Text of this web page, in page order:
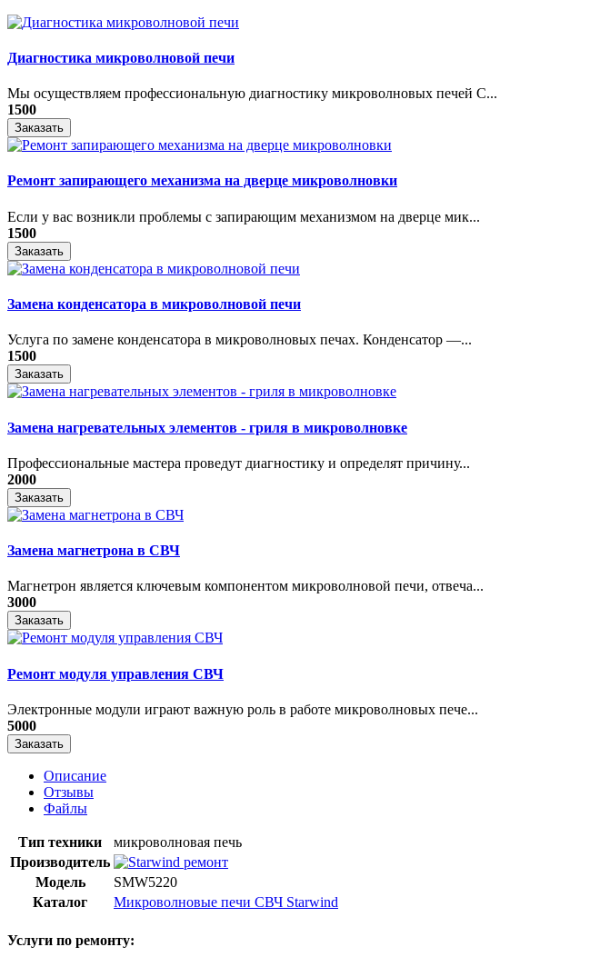
Диагностика микроволновой печи
Мы осуществляем профессиональную диагностику микроволновых печей С...
1500
Заказать
Ремонт запирающего механизма на дверце микроволновки
Если у вас возникли проблемы с запирающим механизмом на дверце мик...
1500
Заказать
Замена конденсатора в микроволновой печи
Услуга по замене конденсатора в микроволновых печах. Конденсатор —...
1500
Заказать
Замена нагревательных элементов - гриля в микроволновке
Профессиональные мастера проведут диагностику и определят причину...
2000
Заказать
Замена магнетрона в СВЧ
Магнетрон является ключевым компонентом микроволновой печи, отвеча...
3000
Заказать
Ремонт модуля управления СВЧ
​Электронные модули играют важную роль в работе микроволновых пече...
5000
Заказать
Описание
Отзывы
Файлы
Тип техники
микроволновая печь
Производитель
Модель
SMW5220
Каталог
Микроволновые печи СВЧ Starwind
Услуги по ремонту: